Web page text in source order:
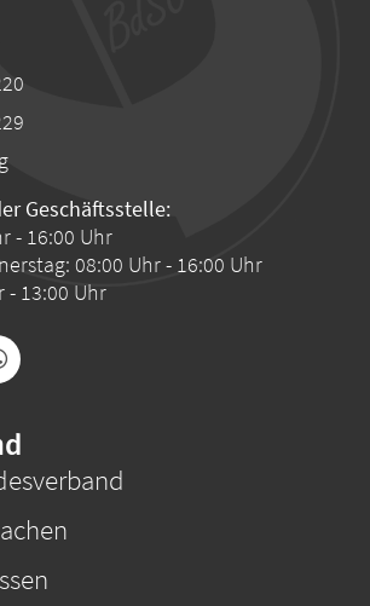
Geschäftsstelle:
- 16:00 Uhr
08:00 Uhr - 16:00 Uhr
- 13:00 Uhr